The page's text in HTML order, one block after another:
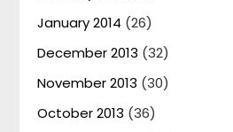
January 2014 (26)
December 2013 (32)
November 2013 (30)
October 2013 (36)